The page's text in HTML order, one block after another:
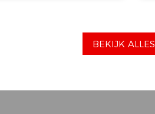
BEKIJK ALLES